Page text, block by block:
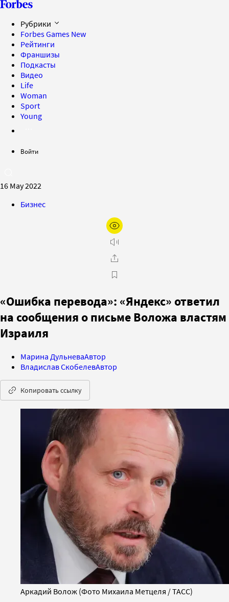
Рубрики
Forbes Games New
Рейтинги
Франшизы
Подкасты
Видео
Life
Woman
Sport
Young
Войти
16 May 2022
Бизнес
«Ошибка перевода»: «Яндекс» ответил
на сообщения о письме Воложа властям
Израиля
Марина ДульневаАвтор
Владислав СкобелевАвтор
Копировать ссылку
Аркадий Волож (Фото Михаила Метцеля / ТАСС)